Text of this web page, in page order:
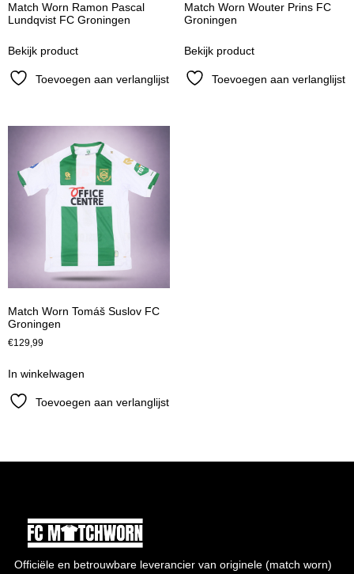
Match Worn Ramon Pascal
Lundqvist FC Groningen
Bekijk product
Toevoegen aan verlanglijst
Match Worn Wouter Prins FC
Groningen
Bekijk product
Toevoegen aan verlanglijst
Match Worn Tomáš Suslov FC
Groningen
€129,99
In winkelwagen
Toevoegen aan verlanglijst
Officiële en betrouwbare leverancier van originele (match worn)